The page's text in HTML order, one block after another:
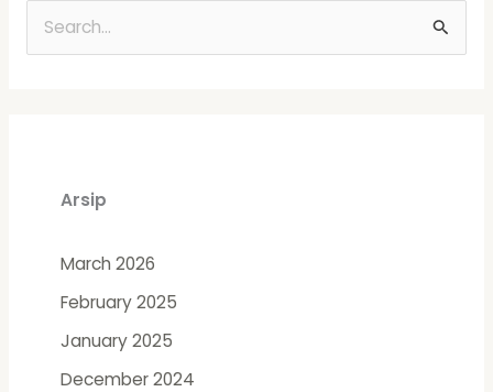
Arsip
March 2026
February 2025
January 2025
December 2024